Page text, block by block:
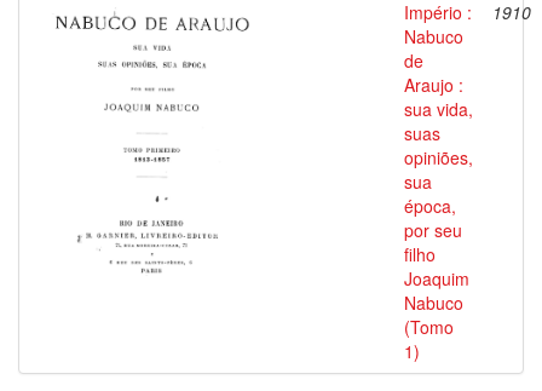
Império :
Nabuco
de
Araujo :
sua vida,
suas
opiniões,
sua
época,
por seu
filho
Joaquim
Nabuco
(Tomo
1)
1910